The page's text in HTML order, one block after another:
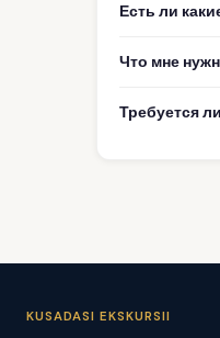
Есть ли
Что мне
Требуется
KUSADASI EKSKURSII